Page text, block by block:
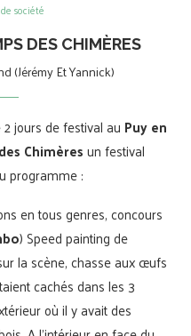
société
DES CHIMÈRES
(Jérémy Et Yannick)
jours de festival au Puy en
Chimèresun festival
programme :
en tous genres, concours
) Speed painting de
la scène, chasse aux œufs
cachés dans les 3
où il y avait des